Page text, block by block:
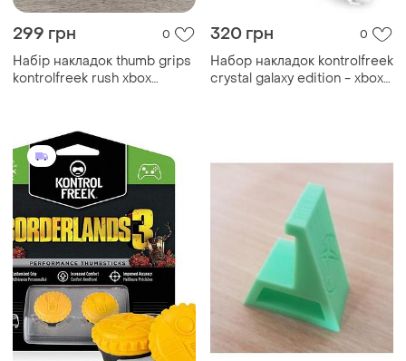
299 грн 0
Набір накладок thumb grips
kontrolfreek rush xbox
320 грн 0
Набор накладок kontrolfreek
crystal galaxy edition - xbox